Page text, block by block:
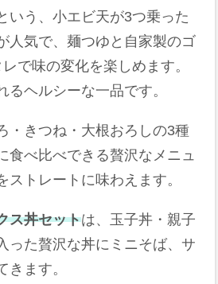
いう、小エビ天が3つ乗った
人気で、麺つゆと自家製のゴ
で味の変化を楽しめます。
るヘルシーな一品です。
・きつね・大根おろしの3種
食べ比べできる贅沢なメニュ
ストレートに味わえます。
ス丼セットは、玉子丼・親子
った贅沢な丼にミニそば、サ
きます。